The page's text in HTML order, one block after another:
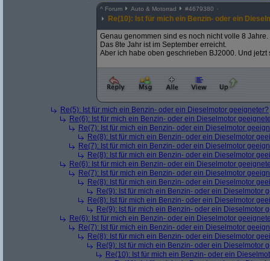
^ Forum Auto & Motorrad #4679380
Re(10): Ist für mich ein Benzin- oder ein
Genau genommen sind es noch nicht volle 8 Jahre.
Das 8te Jahr ist im September erreicht.
Aber ich habe oben geschrieben BJ2000. Und
Re(5): Ist für mich ein Benzin- oder ein Dieselmotor geeigneter?
Re(6): Ist für mich ein Benzin- oder ein Dieselmotor
Re(7): Ist für mich ein Benzin- oder ein Dieselmotor
Re(8): Ist für mich ein Benzin- oder ein Dieselmotor
Re(7): Ist für mich ein Benzin- oder ein Dieselmotor
Re(8): Ist für mich ein Benzin- oder ein Dieselmotor
Re(6): Ist für mich ein Benzin- oder ein Dieselmotor
Re(7): Ist für mich ein Benzin- oder ein Dieselmotor
Re(8): Ist für mich ein Benzin- oder ein Dieselmotor
Re(9): Ist für mich ein Benzin- oder ein Dieselmotor
Re(8): Ist für mich ein Benzin- oder ein Dieselmotor
Re(9): Ist für mich ein Benzin- oder ein Dieselmotor
Re(6): Ist für mich ein Benzin- oder ein Dieselmotor
Re(7): Ist für mich ein Benzin- oder ein Dieselmotor
Re(8): Ist für mich ein Benzin- oder ein Dieselmotor
Re(9): Ist für mich ein Benzin- oder ein Dieselmotor
Re(10): Ist für mich ein Benzin- oder ein